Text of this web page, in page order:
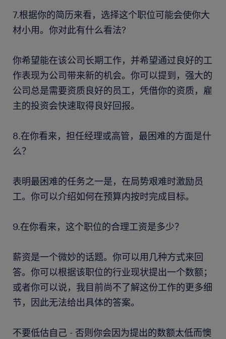
7.根据你的简历来看，选择这个职位可能会使你大
材小用。你对此有什么看法?
你希望能在该公司长期工作，并希望通过良好的工
作表现为公司带来新的机会。你可以提到，强大的
公司总是需要资质良好的员工，凭借你的资质，雇
主的投资会快速取得良好回报。
8.在你看来，担任经理或高管，最困难的方面是什
么？
表明最困难的任务之一是，在局势艰难时激励员
工。你可以介绍如何在预算内按时完成目标。
9.在你看来，这个职位的合理工资是多少？
薪资是一个微妙的话题。你可以用几种方式来回
答。你可以根据该职位的行业现状提出一个数额；
或者你可以说，我目前尚不了解这份工作的更多细
节，因此无法给出具体的答案。
不要低估自己 - 否则你会因为提出的数额太低而懊